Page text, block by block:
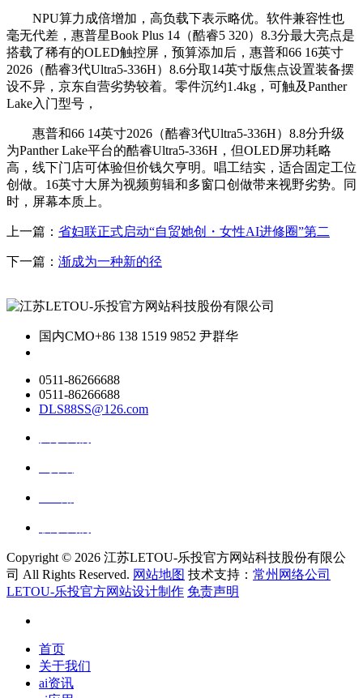
NPU算力成倍增加，高负载下表示略优。软件兼容性也
毫无代差，惠普星Book Plus 14（酷睿5 320）8.3分最大亮点是
搭载了稀有的OLED触控屏，预算添加后，惠普和66 16英寸
2026（酷睿3代Ultra5-336H）8.6分取14英寸版焦点设置装备摆
设不异，京东自营劣势较着。零件沉约1.4kg，可触及Panther
Lake入门型号，
惠普和66 14英寸2026（酷睿3代Ultra5-336H）8.8分升级
为Panther Lake平台的酷睿Ultra5-336H，但OLED屏功耗略
高，线下门店可体验但价钱欠亨明。唱工结实，适合固定工位
创做。16英寸大屏为视频剪辑和多窗口创做带来视野劣势。同
时，屏幕本质上。
上一篇： 省妇联正式启动“自贸她创・女性AI进修圈”第二
下一篇： 渐成为一种新的径
国内CMO+86 138 1519 9852 尹群华
0511-86266688
0511-86266688
DLS88SS@126.com
Copyright © 2026 江苏LETOU-乐投官方网站科技股份有限公
司 All Rights Reserved. 网站地图 技术支持： 常州网络公司
LETOU-乐投官方网站设计制作 免责声明
首页
关于我们
ai资讯